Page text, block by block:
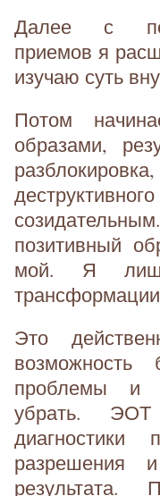
Далее с
приемов я
изучаю суть
Потом
образами,
позитивный
мой. Я
Это
возможность
проблемы и
убрать.
диагностики
разрешения
результата.